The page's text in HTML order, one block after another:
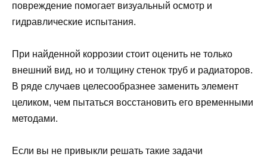
повреждение помогает визуальный осмотр и
гидравлические испытания.
При найденной коррозии стоит оценить не только
внешний вид, но и толщину стенок труб и радиаторов.
В ряде случаев целесообразнее заменить элемент
целиком, чем пытаться восстановить его временными
методами.
Если вы не привыкли решать такие задачи